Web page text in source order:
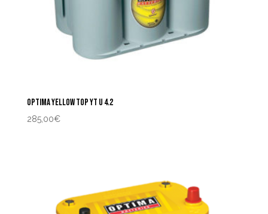
OPTIMA YELLOW TOP YT U 4.2
285,00€